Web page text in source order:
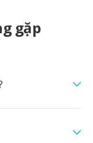
gặp